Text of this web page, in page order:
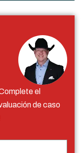
el
de caso